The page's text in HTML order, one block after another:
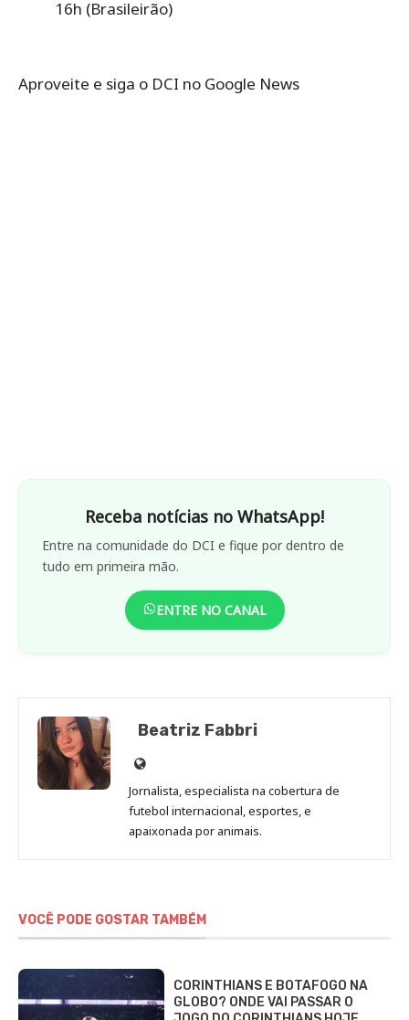
16h (Brasileirão)
Aproveite e siga o DCI no Google News
Receba notícias no WhatsApp!
Entre na comunidade do DCI e fique por dentro de
tudo em primeira mão.
ENTRE NO CANAL
Beatriz Fabbri
Site
de
Beatriz
Fabbri
Jornalista, especialista na cobertura de
futebol internacional, esportes, e
apaixonada por animais.
VOCÊ PODE GOSTAR TAMBÉM
CORINTHIANS E BOTAFOGO NA
GLOBO? ONDE VAI PASSAR O